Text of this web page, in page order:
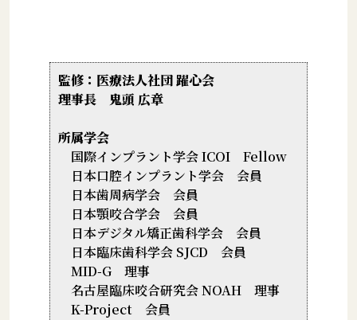
監修：医療法人社団 躍心会
理事長 鬼頭 広章
所属学会
国際インプラント学会 ICOI Fellow
日本口腔インプラント学会 会員
日本歯周病学会 会員
日本顎咬合学会 会員
日本デジタル矯正歯科学会 会員
日本臨床歯科学会 SJCD 会員
MID-G 理事
名古屋臨床咬合研究会 NOAH 理事
K-Project 会員